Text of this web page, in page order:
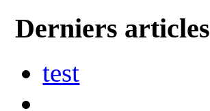
Derniers articles
test